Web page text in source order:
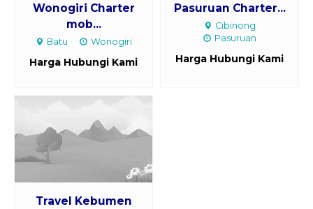
Wonogiri Charter
mob...
Batu Wonogiri
Harga Hubungi Kami
Pasuruan Charter...
Cibinong
Pasuruan
Harga Hubungi Kami
Travel Kebumen